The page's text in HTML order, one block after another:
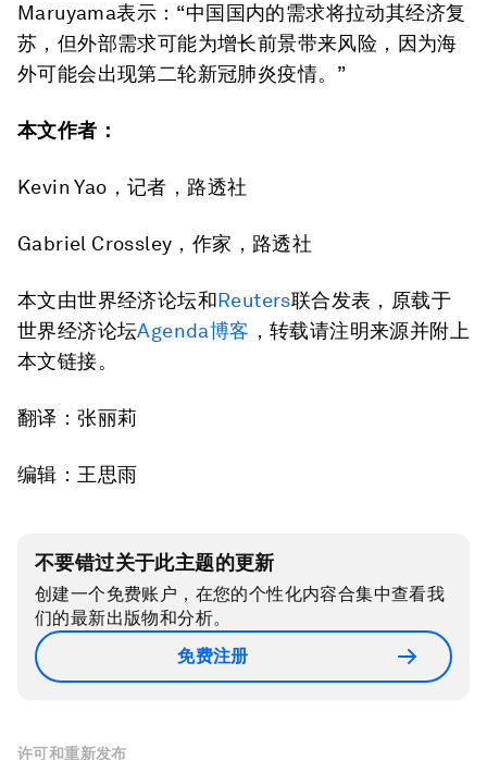
Maruyama表示：“中国国内的需求将拉动其经济复
苏，但外部需求可能为增长前景带来风险，因为海
外可能会出现第二轮新冠肺炎疫情。”
本文作者：
Kevin Yao，记者，路透社
Gabriel Crossley，作家，路透社
本文由世界经济论坛和Reuters联合发表，原载于
世界经济论坛Agenda博客 ，转载请注明来源并附上
本文链接。
翻译：张丽莉
编辑：王思雨
不要错过关于此主题的更新
创建一个免费账户，在您的个性化内容合集中查看我
们的最新出版物和分析。
免费注册
许可和重新发布